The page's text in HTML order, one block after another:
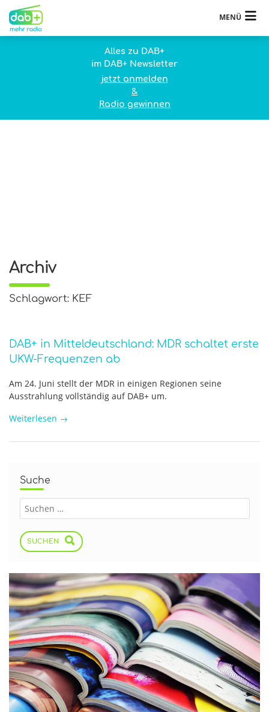
MENÜ
Alles zu DAB+
im DAB+ Newsletter
jetzt anmelden
&
Radio gewinnen
Archiv
Schlagwort: KEF
DAB+ in Mitteldeutschland: MDR schaltet erste
UKW-Frequenzen ab
Am 24. Juni stellt der MDR in einigen Regionen seine
Ausstrahlung vollständig auf DAB+ um.
Weiterlesen →
Suche
SUCHEN